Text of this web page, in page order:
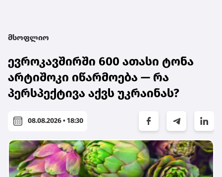
მსოფლიო
ევროკავშირში 600 ათასი ტონა
არტიშოკი იწარმოება — რა
პერსპექტივა აქვს უკრაინას?
08.08.2026 • 18:30